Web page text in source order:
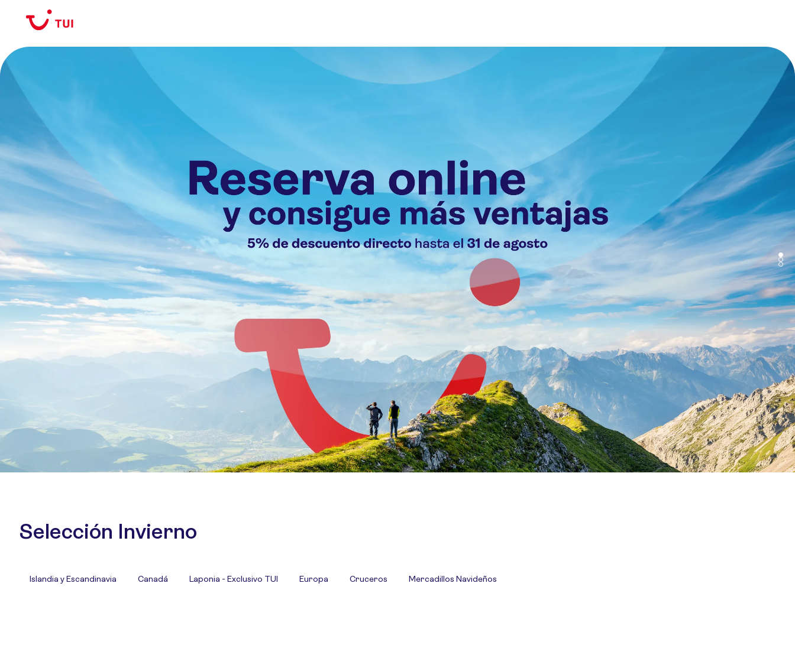
Selección Invierno
Islandia y Escandinavia Canadá Laponia - Exclusivo TUI Europa Cruceros Mercadillos Navideños